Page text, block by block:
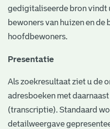
gedigitaliseerde bron vindt
bewoners van huizen en de
hoofdbewoners.
Presentatie
Als zoekresultaat ziet u de
adresboeken met
(transcriptie). Standaard
detailweergave